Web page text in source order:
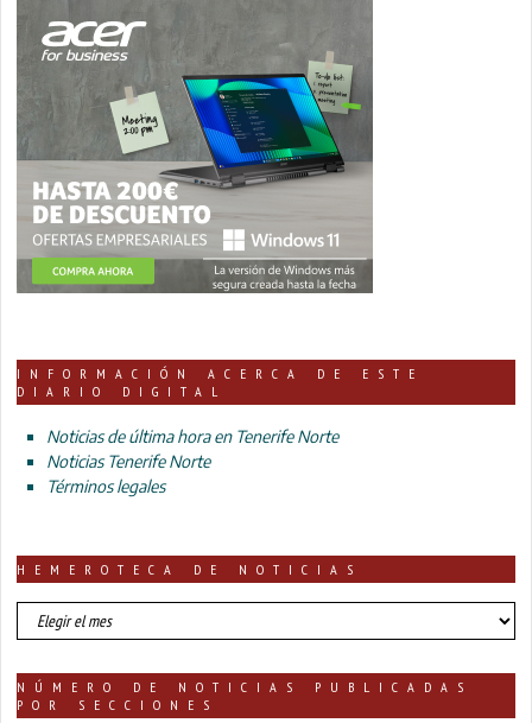
INFORMACIÓN ACERCA DE ESTE
DIARIO DIGITAL
Noticias de última hora en Tenerife Norte
Noticias Tenerife Norte
Términos legales
HEMEROTECA DE NOTICIAS
HEMEROTECA
DE
NÚMERO DE NOTICIAS PUBLICADAS
POR SECCIONES